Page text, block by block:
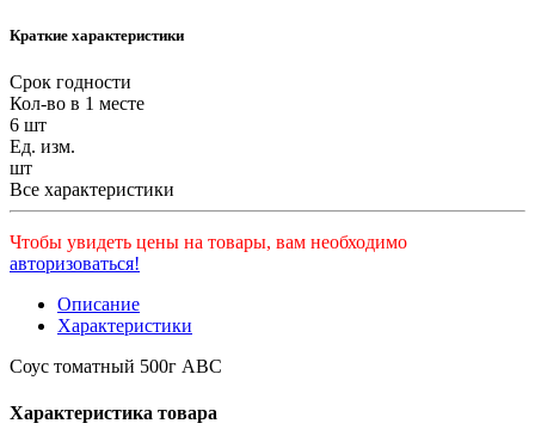
Краткие характеристики
Срок годности
Кол-во в 1 месте
6 шт
Ед. изм.
шт
Все характеристики
Чтобы увидеть цены на товары, вам необходимо
авторизоваться!
Описание
Характеристики
Соус томатный 500г АВС
Характеристика товара